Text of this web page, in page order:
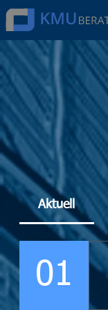
Aktuell
01